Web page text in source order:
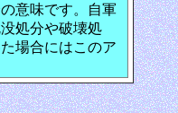
意味です。自軍
処分や破壊処
場合にはこのア